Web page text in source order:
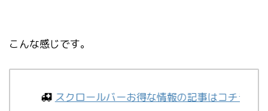
こんな感じです。
スクロールバーお得な情報の記事はコチラでさ～ね